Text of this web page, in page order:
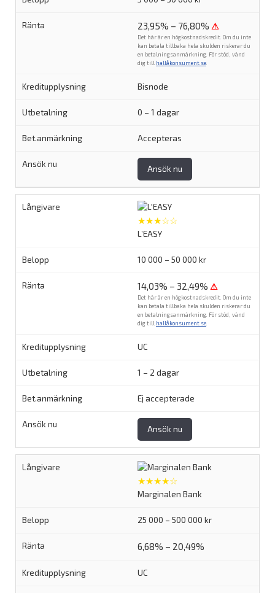
23,95% – 76,80% ⚠
Det här är en högkostnadskredit. Om du inte
kan betala tillbaka hela skulden riskerar du
en betalningsanmärkning. För stöd, vänd
dig till hallåkonsument.se
Bisnode
0 – 1 dagar
Accepteras
Ansök nu
★★★☆☆
L’EASY
10 000 – 50 000 kr
14,03% – 32,49% ⚠
Det här är en högkostnadskredit. Om du inte
kan betala tillbaka hela skulden riskerar du
en betalningsanmärkning. För stöd, vänd
dig till hallåkonsument.se
UC
1 – 2 dagar
Ej accepterade
Ansök nu
★★★★☆
Marginalen Bank
25 000 – 500 000 kr
6,68% – 20,49%
UC